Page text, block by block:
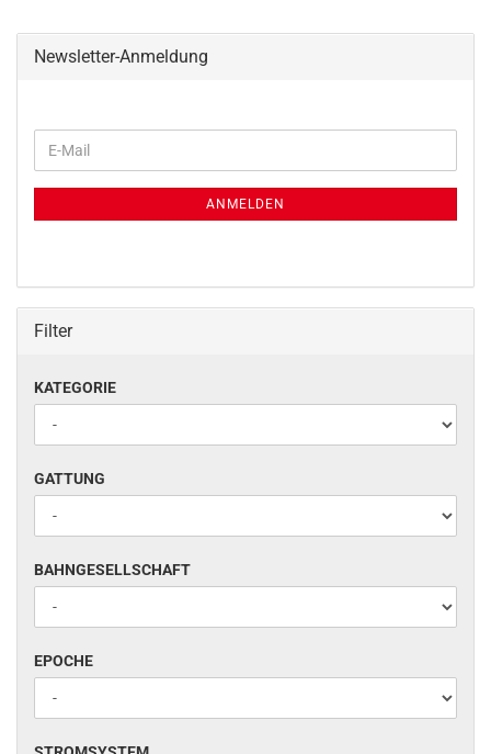
Newsletter-Anmeldung
ZUR
E-
Mail
ANMELDEN
Filter
KATEGORIE
KATEGORIE
GATTUNG
GATTUNG
BAHNGESELLSCHAFT
BAHNGESELLSCHAFT
EPOCHE
EPOCHE